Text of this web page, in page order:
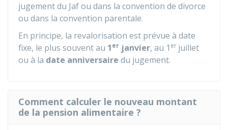
jugement du Jafou dans la convention de divorce
ou dans la convention parentale.
En principe, la revalorisation est prévue à date
fixe, le plus souvent au 1er janvier, au 1 er juillet
ou à la date anniversaire du jugement.
Comment calculer le nouveau montant
de la pension alimentaire ?